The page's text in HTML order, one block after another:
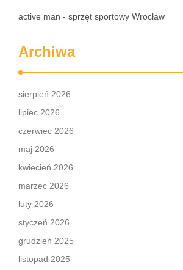
active man - sprzęt sportowy Wrocław
Archiwa
sierpień 2026
lipiec 2026
czerwiec 2026
maj 2026
kwiecień 2026
marzec 2026
luty 2026
styczeń 2026
grudzień 2025
listopad 2025